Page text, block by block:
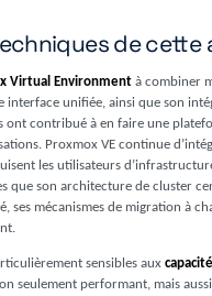
de
Virtual Environmentà combiner
interface unifiée, ainsi que son
ont contribué à en faire une
Proxmox VE continue
les utilisateurs
que son architecture de cluster
ses mécanismes de migration à
sensibles aux
seulement performant, mais